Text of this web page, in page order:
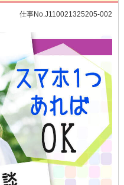
仕事No.J110021325205-002